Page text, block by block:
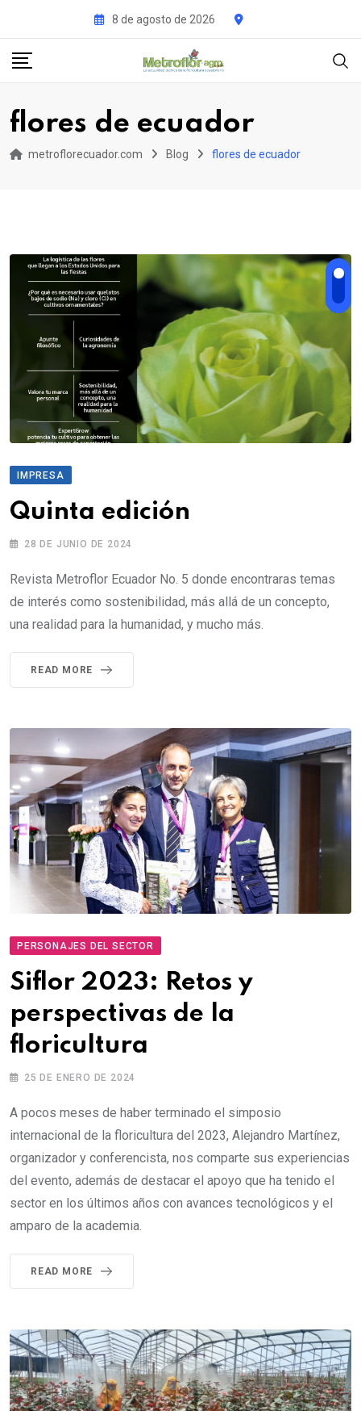
content
8 de agosto de 2026
flores de ecuador
metroflorecuador.com Blog flores de ecuador
IMPRESA
Quinta edición
28 DE JUNIO DE 2024
Revista Metroflor Ecuador No. 5 donde encontraras temas
de interés como sostenibilidad, más allá de un concepto,
una realidad para la humanidad, y mucho más.
READ MORE
PERSONAJES DEL SECTOR
Siflor 2023: Retos y
perspectivas de la
floricultura
25 DE ENERO DE 2024
A pocos meses de haber terminado el simposio
internacional de la floricultura del 2023, Alejandro Martínez,
organizador y conferencista, nos comparte sus experiencias
del evento, además de destacar el apoyo que ha tenido el
sector en los últimos años con avances tecnológicos y el
amparo de la academia.
READ MORE